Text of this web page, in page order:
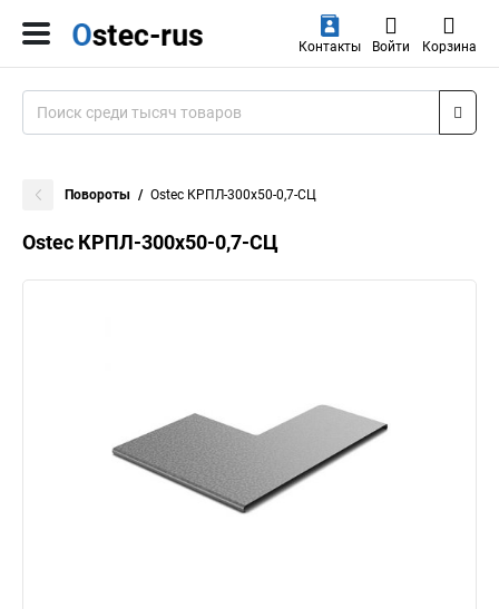
Контакты Войти Корзина
Повороты Ostec КРПЛ-300х50-0,7-СЦ
Ostec КРПЛ-300х50-0,7-СЦ